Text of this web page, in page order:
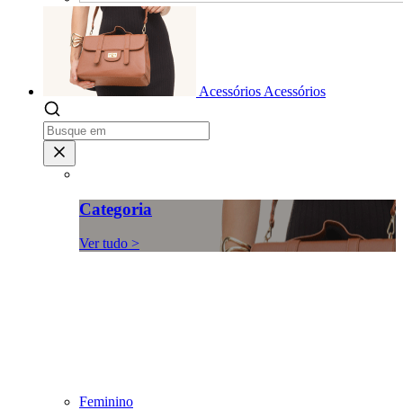
Acessórios Acessórios
Categoria
Ver tudo >
Feminino